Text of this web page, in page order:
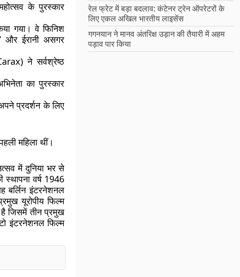
के पुरस्कार
गया। वे फिनिश
और ईरानी असगर
ने सर्वश्रेष्ठ
का पुरस्कार
प्रदर्शन के लिए
महिला थीं।
में दुनिया भर से
स्थापना वर्ष 1946
बर्लिन इंटरनेशनल
यूरोपीय फिल्म
है जिसमें तीन प्रमुख
इंटरनेशनल फिल्म
रेल फ्रेट में बड़ा बदलाव: कंटेनर ट्रेन ऑपरेटरों के
लिए एकल अखिल भारतीय लाइसेंस
गगनयान ने मानव अंतरिक्ष उड़ान की तैयारी में अहम
पड़ाव पार किया